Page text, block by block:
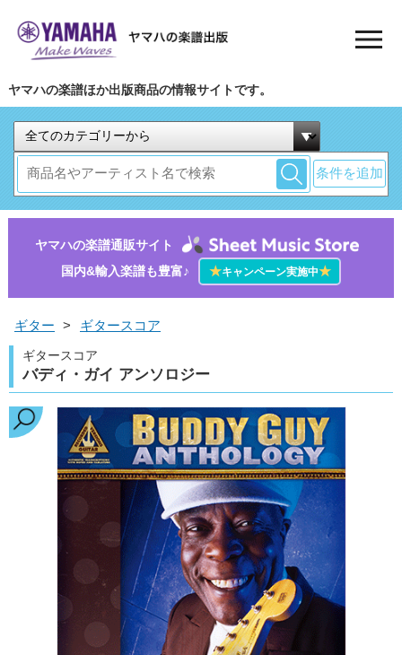
ヤマハの楽譜ほか出版商品の情報サイトです。
条件を追加
ヤマハの楽譜通販サイト
国内&輸入楽譜も豊富♪
★キャンペーン実施中★
ギター > ギタースコア
ギタースコア
バディ・ガイ アンソロジー